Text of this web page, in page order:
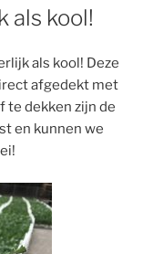
als kool!
als kool! Deze
afgedekt met
te dekken zijn de
en kunnen we